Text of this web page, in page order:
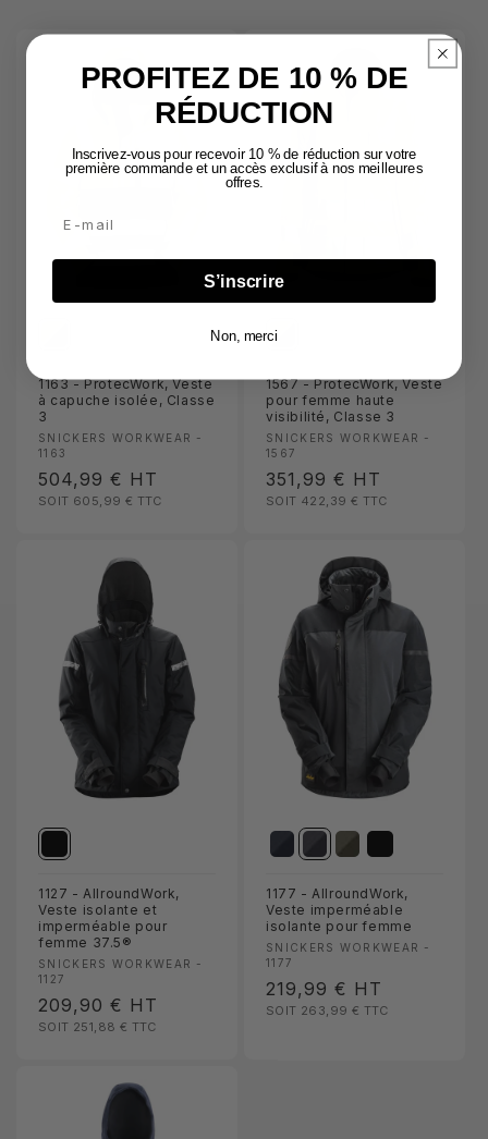
1163 - ProtecWork, Veste
à capuche isolée, Classe
3
Fournisseur :
SNICKERS WORKWEAR -
1163
Prix
habituel
504,99 € HT
SOIT 605,99 € TTC
1567 - ProtecWork, Veste
pour femme haute
visibilité, Classe 3
Fournisseur :
SNICKERS WORKWEAR -
1567
Prix
habituel
351,99 € HT
SOIT 422,39 € TTC
1127 - AllroundWork,
Veste isolante et
imperméable pour
femme 37.5®
Fournisseur :
SNICKERS WORKWEAR -
1127
Prix
habituel
209,90 € HT
SOIT 251,88 € TTC
1177 - AllroundWork,
Veste imperméable
isolante pour femme
Fournisseur :
SNICKERS WORKWEAR -
1177
Prix
habituel
219,99 € HT
SOIT 263,99 € TTC
PROFITEZ DE 10 % DE
RÉDUCTION
Inscrivez-vous pour recevoir 10 % de réduction sur votre
première commande et un accès exclusif à nos meilleures
offres.
S’inscrire
Non, merci